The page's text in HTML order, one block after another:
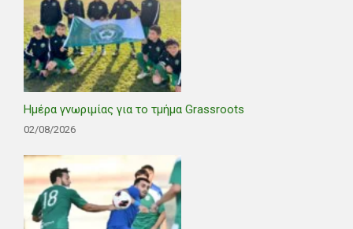
Ημέρα γνωριμίας για το τμήμα Grassroots
02/08/2026